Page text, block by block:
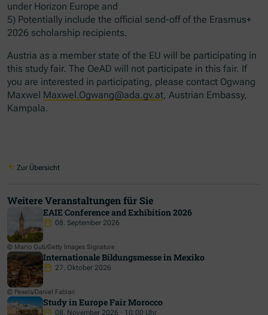
under Horizon Europe and
5) Potentially include the official send-off of the Erasmus+
2026 scholarship recipients.
Austria as a member state of the EU will be participating in
this study fair. The OeAD will not participate in this fair. If
you are interested in participating, please contact Ogwang
Maxwel Maxwel.Ogwang@ada.gv.at, Austrian Embassy,
Kampala.
Zur Übersicht
Weitere Veranstaltungen für Sie
EAIE Conference and Exhibition 2026
08. September 2026
© Mario Guti/Getty Images Signature
Internationale Bildungsmesse in Mexiko
27. Oktober 2026
© Pexels/Daniel Fabian
Study in Europe Fair Morocco
08. November 2026 · 10:00 Uhr